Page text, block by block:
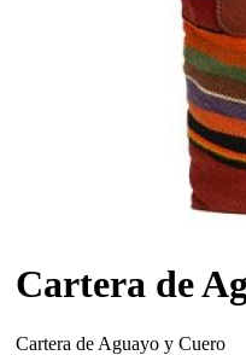
Cartera de
Cartera de Aguayo y Cuero